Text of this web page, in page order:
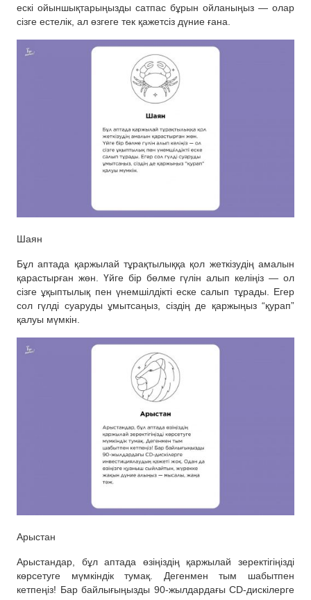
ескі ойыншықтарыңызды сатпас бұрын ойланыңыз — олар
сізге естелік, ал өзгеге тек қажетсіз дүние ғана.
Шаян
Бұл аптада қаржылай тұрақтылыққа қол жеткізудің амалын
қарастырған жөн. Үйге бір бөлме гүлін алып келіңіз — ол
сізге ұқыптылық пен үнемшілдікті еске салып тұрады. Егер
сол гүлді суаруды ұмытсаңыз, сіздің де қаржыңыз “қурап”
қалуы мүмкін.
Арыстан
Арыстандар, бұл аптада өзіңіздің қаржылай зеректігіңізді
көрсетуге мүмкіндік тумақ. Дегенмен тым шабытпен
кетпеңіз! Бар байлығыңызды 90-жылдардағы CD-дискілерге